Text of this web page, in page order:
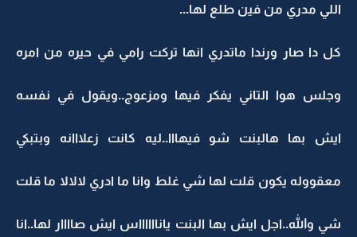
اللي مدري من فين طلع لها...
كل دا صار ورندا ماتدري انها تركت رامي في حيره من امره
وجلس هوا التاني يفكر فيها ومزعوج..ويقول في نفسه
ايش بها هالبنت شو فيهااا..ليه كانت زعلااانه وبتبكي
معقووله يكون قلت لها شي غلط وانا ما ادري لالالا ما قلت
شي والله..اجل ايش بها البنت يانااااااس ايش صاااار لها..انا